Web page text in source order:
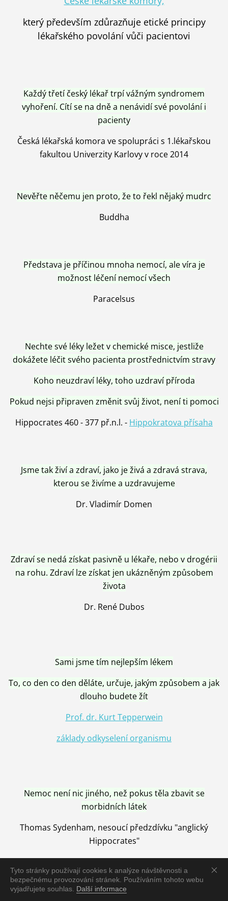
Tyto stránky používají cookies k analýze návštěvnosti a
bezpečnému provozování stránek. Používáním tohoto webu
vyjadřujete souhlas. Další informace
který především zdůrazňuje etické principy
lékařského povolání vůči pacientovi
Každý třetí český lékař trpí vážným syndromem
vyhoření. Cítí se na dně a nenávidí své povolání i
pacienty
Česká lékařská komora ve spolupráci s 1.lékařskou
fakultou Univerzity Karlovy v roce 2014
Nevěřte něčemu jen proto, že to řekl nějaký mudrc
Buddha
Představa je příčinou mnoha nemocí, ale víra je
možnost léčení nemocí všech
Paracelsus
Nechte své léky ležet v chemické misce, jestliže
dokážete léčit svého pacienta prostřednictvím stravy
Koho neuzdraví léky, toho uzdraví příroda
Pokud nejsi připraven změnit svůj život, není ti pomoci
Hippocrates 460 - 377 př.n.l. - Hippokratova přísaha
Jsme tak živí a zdraví, jako je živá a zdravá strava,
kterou se živíme a uzdravujeme
Dr. Vladimír Domen
Zdraví se nedá získat pasivně u lékaře, nebo v drogérii
na rohu. Zdraví lze získat jen ukázněným způsobem
života
Dr. René Dubos
Sami jsme tím nejlepším lékem
To, co den co den děláte, určuje, jakým způsobem a jak
dlouho budete žít
Prof. dr. Kurt Tepperwein
základy odkyselení organismu
Nemoc není nic jiného, než pokus těla zbavit se
morbidních látek
Thomas Sydenham, nesoucí předzdívku "anglický
Hippocrates"
Nemoc je vyléčena jen pomocí Přírody, neutralizací a